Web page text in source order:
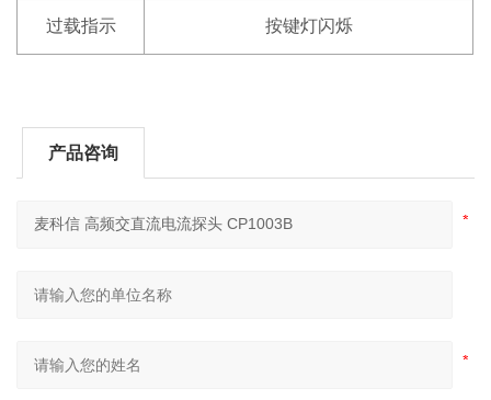
过载指示 按键灯闪烁
产品咨询